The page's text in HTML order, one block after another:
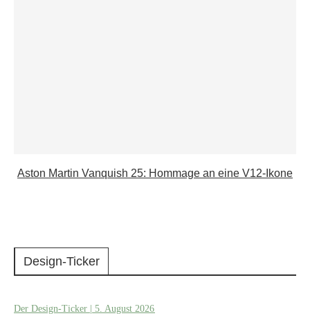
Aston Martin Vanquish 25: Hommage an eine V12-Ikone
Design-Ticker
Der Design-Ticker | 5. August 2026